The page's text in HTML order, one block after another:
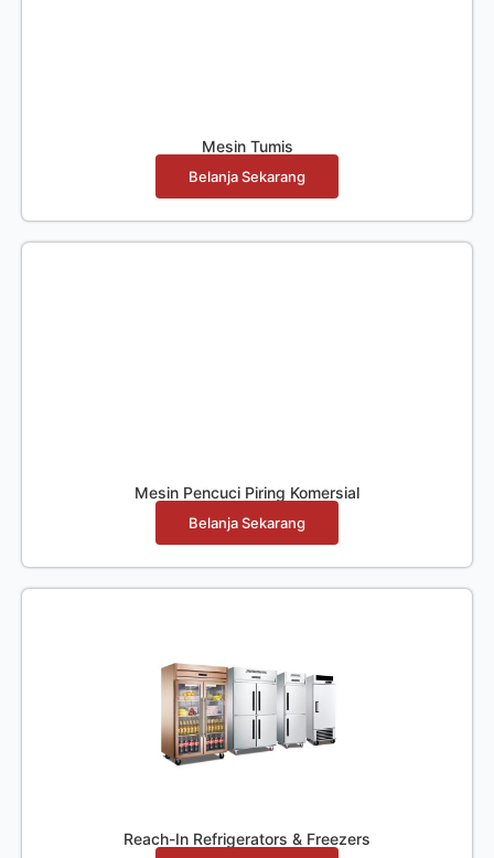
Mesin Tumis
Belanja Sekarang
Mesin Pencuci Piring Komersial
Belanja Sekarang
Reach-In Refrigerators & Freezers